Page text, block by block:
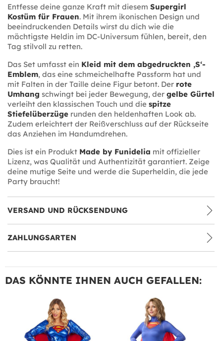
Entfesse deine ganze Kraft mit diesem Supergirl
Kostüm für Frauen. Mit ihrem ikonischen Design und
beeindruckenden Details wirst du dich wie die
mächtigste Heldin im DC-Universum fühlen, bereit, den
Tag stilvoll zu retten.
Das Set umfasst ein Kleid mit dem abgedruckten ‚S‘-
Emblem, das eine schmeichelhafte Passform hat und
mit Falten in der Taille deine Figur betont. Der rote
Umhang schwingt bei jeder Bewegung, der gelbe Gürtel
verleiht den klassischen Touch und die spitze
Stiefelüberzüge runden den heldenhaften Look ab.
Zudem erleichtert der Reißverschluss auf der Rückseite
das Anziehen im Handumdrehen.
Dies ist ein Produkt Made by Funidelia mit offizieller
Lizenz, was Qualität und Authentizität garantiert. Zeige
deine mutige Seite und werde die Superheldin, die jede
Party braucht!
VERSAND UND RÜCKSENDUNG
ZAHLUNGSARTEN
DAS KÖNNTE IHNEN AUCH GEFALLEN: